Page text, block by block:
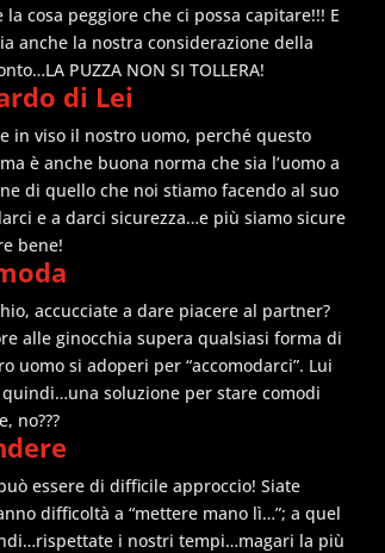
cosa peggiore che ci possa capitare!!! E
anche la nostra considerazione della
PUZZA NON SI TOLLERA!
di Lei
in viso il nostro uomo, perché questo
è anche buona norma che sia l’uomo a
di quello che noi stiamo facendo al suo
e a darci sicurezza…e più siamo sicure
bene!
accucciate a dare piacere al partner?
alle ginocchia supera qualsiasi forma di
uomo si adoperi per “accomodarci”. Lui
soluzione per stare comodi
no???
essere di difficile approccio! Siate
difficoltà a “mettere mano lì…”; a quel
i nostri tempi…magari la più